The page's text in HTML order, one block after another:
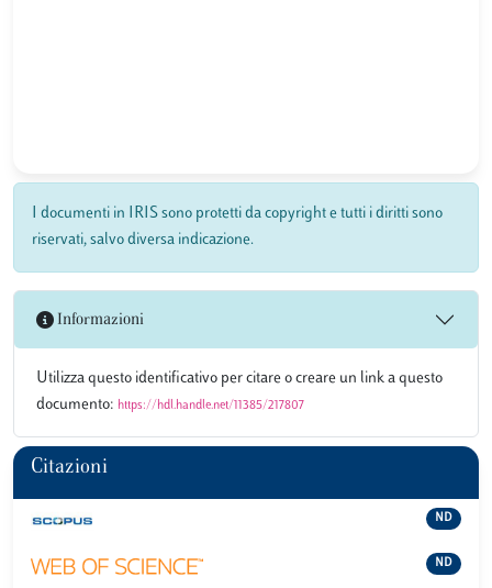
I documenti in IRIS sono protetti da copyright e tutti i diritti sono
riservati, salvo diversa indicazione.
Informazioni
Utilizza questo identificativo per citare o creare un link a questo
documento: https://hdl.handle.net/11385/217807
Citazioni
ND
ND